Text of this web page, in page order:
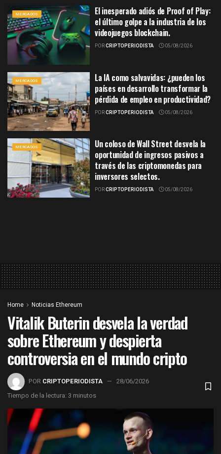
MERCADOS
El inesperado adiós de Proof of Play:
el último golpe a la industria de los
videojuegos blockchain.
PORCRIPTOPERIODISTA 05/08/2026
MERCADOS
La IA como salvavidas: ¿pueden los
países en desarrollo transformar la
pérdida de empleo en productividad?
PORCRIPTOPERIODISTA 05/08/2026
MERCADOS
Un coloso de Wall Street desvela la
oportunidad de ingresos pasivos a
través de las criptomonedas para
inversores selectos.
PORCRIPTOPERIODISTA 05/08/2026
Home Noticias Ethereum
Vitalik Buterin desvela la verdad
sobre Ethereum y despierta
controversia en el mundo cripto
POR CRIPTOPERIODISTA
28/06/2026
Tiempo de la lectura: 3 minutos